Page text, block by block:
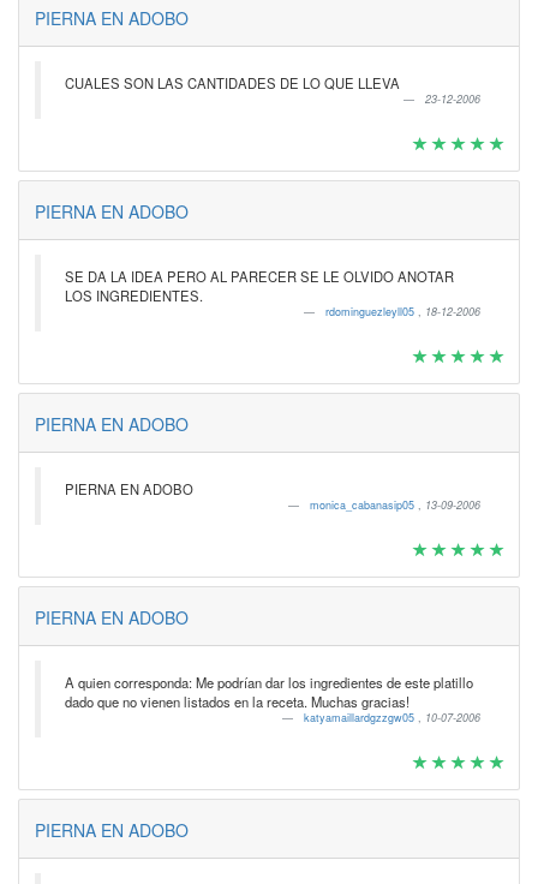
PIERNA EN ADOBO
CUALES SON LAS CANTIDADES DE LO QUE LLEVA
23-12-2006
PIERNA EN ADOBO
SE DA LA IDEA PERO AL PARECER SE LE OLVIDO ANOTAR
LOS INGREDIENTES.
rdominguezleyll05 , 18-12-2006
PIERNA EN ADOBO
PIERNA EN ADOBO
monica_cabanasip05 , 13-09-2006
PIERNA EN ADOBO
A quien corresponda: Me podrían dar los ingredientes de este platillo
dado que no vienen listados en la receta. Muchas gracias!
katyamaillardgzzgw05 , 10-07-2006
PIERNA EN ADOBO